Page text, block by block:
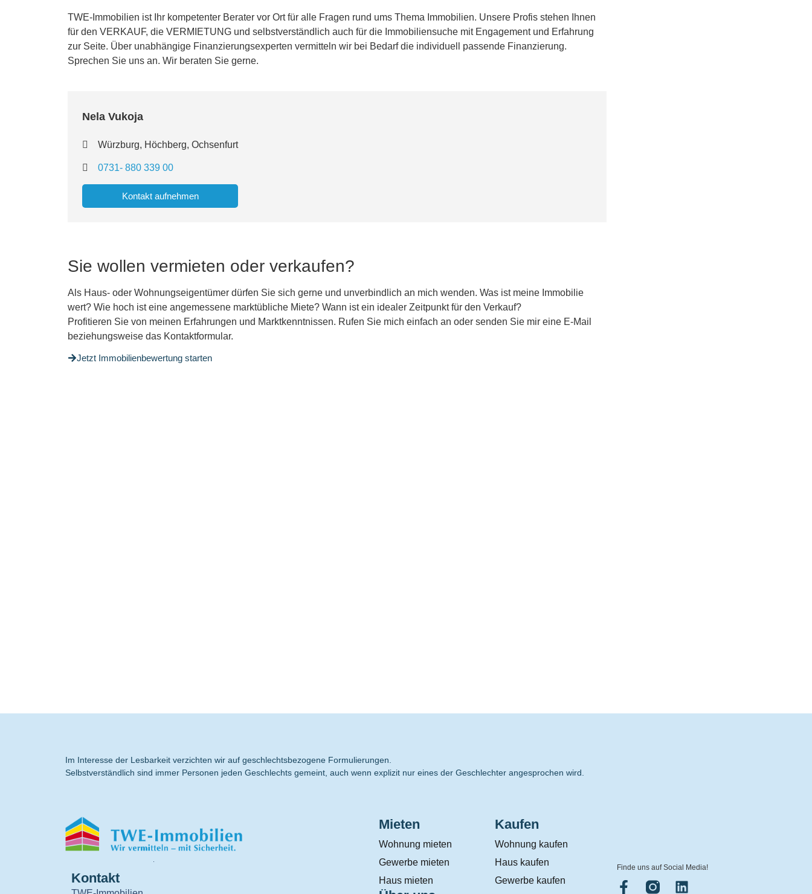
TWE-Immobilien ist Ihr kompetenter Berater vor Ort für alle Fragen rund ums Thema Immobilien. Unsere Profis stehen Ihnen
für den VERKAUF, die VERMIETUNG und selbstverständlich auch für die Immobiliensuche mit Engagement und Erfahrung
zur Seite. Über unabhängige Finanzierungsexperten vermitteln wir bei Bedarf die individuell passende Finanzierung.
Sprechen Sie uns an. Wir beraten Sie gerne.
Nela Vukoja
Würzburg, Höchberg, Ochsenfurt
0731- 880 339 00
Kontakt aufnehmen
Sie wollen vermieten oder verkaufen?
Als Haus- oder Wohnungseigentümer dürfen Sie sich gerne und unverbindlich an mich wenden. Was ist meine Immobilie
wert? Wie hoch ist eine angemessene marktübliche Miete? Wann ist ein idealer Zeitpunkt für den Verkauf?
Profitieren Sie von meinen Erfahrungen und Marktkenntnissen. Rufen Sie mich einfach an oder senden Sie mir eine E-Mail
beziehungsweise das Kontaktformular.
Jetzt Immobilienbewertung starten
Im Interesse der Lesbarkeit verzichten wir auf geschlechtsbezogene Formulierungen.
Selbstverständlich sind immer Personen jeden Geschlechts gemeint, auch wenn explizit nur eines der Geschlechter angesprochen wird.
Kontakt
Mieten
Wohnung mieten
Gewerbe mieten
Haus mieten
Kaufen
Wohnung kaufen
Haus kaufen
Gewerbe kaufen
Finde uns auf Social Media!